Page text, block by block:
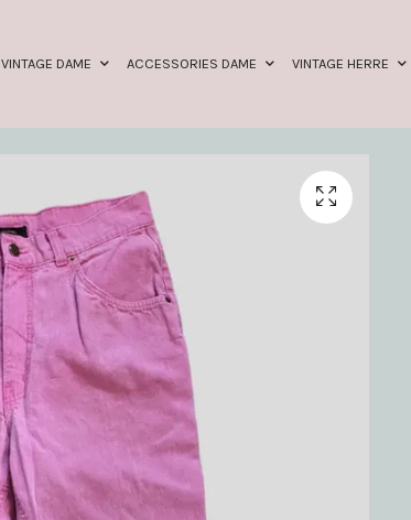
VINTAGE DAME ACCESSORIES DAME VINTAGE HERRE